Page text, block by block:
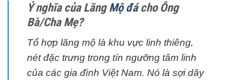
Ý nghĩa của LăngMộ đácho Ông
Bà/Cha Mẹ?
Tổ hợp lăng mộ là khu vực linh thiêng,
nét đặc trưng trong tín ngưỡng tâm linh
của các gia đình Việt Nam. Nó là sợi dây